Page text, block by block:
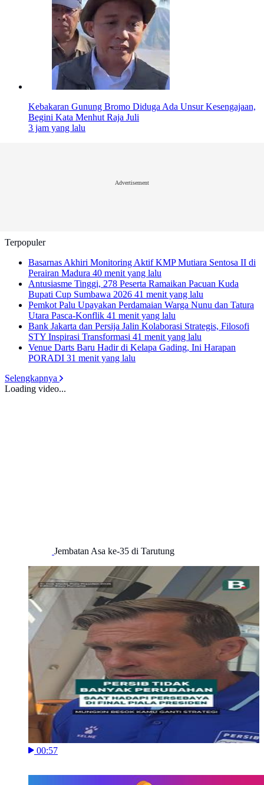
Kebakaran Gunung Bromo Diduga Ada Unsur Kesengajaan,
Begini Kata Menhut Raja Juli
3 jam yang lalu
Advertisement
Terpopuler
Basarnas Akhiri Monitoring Aktif KMP Mutiara Sentosa II di
Perairan Madura 40 menit yang lalu
Antusiasme Tinggi, 278 Peserta Ramaikan Pacuan Kuda
Bupati Cup Sumbawa 2026 41 menit yang lalu
Pemkot Palu Upayakan Perdamaian Warga Nunu dan Tatura
Utara Pasca-Konflik 41 menit yang lalu
Bank Jakarta dan Persija Jalin Kolaborasi Strategis, Filosofi
STY Inspirasi Transformasi 41 menit yang lalu
Venue Darts Baru Hadir di Kelapa Gading, Ini Harapan
PORADI 31 menit yang lalu
Selengkapnya
Loading video...
Jembatan Asa ke-35 di Tarutung
00:57